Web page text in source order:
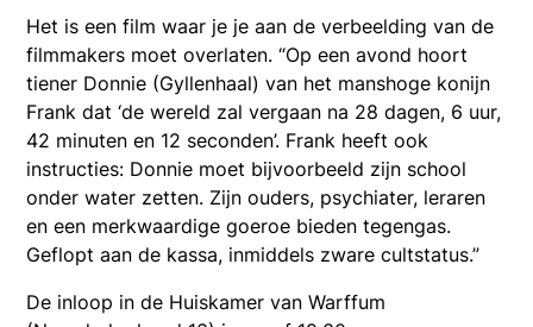
Het is een film waar je je aan de verbeelding van de
filmmakers moet overlaten. “Op een avond hoort
tiener Donnie (Gyllenhaal) van het manshoge konijn
Frank dat ‘de wereld zal vergaan na 28 dagen, 6 uur,
42 minuten en 12 seconden’. Frank heeft ook
instructies: Donnie moet bijvoorbeeld zijn school
onder water zetten. Zijn ouders, psychiater, leraren
en een merkwaardige goeroe bieden tegengas.
Geflopt aan de kassa, inmiddels zware cultstatus.”
De inloop in de Huiskamer van Warffum